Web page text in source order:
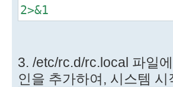
2>&1
3. /etc/rc.d/rc.local 파일
인을 추가하여, 시스템